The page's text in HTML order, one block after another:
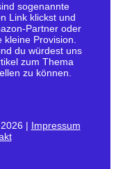
sogenannte
Link klickst und
Partner oder
kleine Provision.
du würdest uns
zum Thema
zu können.
| Impressum